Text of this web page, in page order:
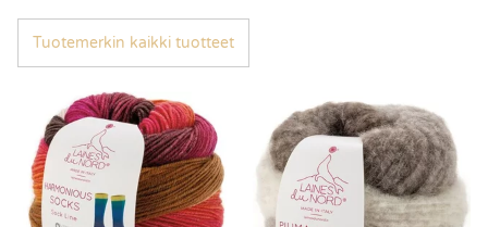
Tuotemerkin kaikki tuotteet